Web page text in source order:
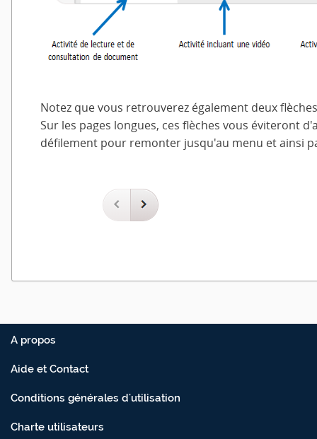
Notez que vous retrouverez également deux
Sur les pages longues, ces flèches vous éviteront
défilement pour remonter jusqu'au menu et ainsi
A propos
Aide et Contact
Conditions générales d'utilisation
Charte utilisateurs